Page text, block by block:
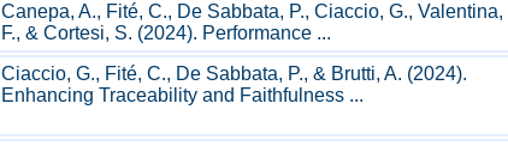
Canepa, A., Fité, C., De Sabbata, P., Ciaccio, G., Valentina,
F., & Cortesi, S. (2024). Performance ...
Ciaccio, G., Fité, C., De Sabbata, P., & Brutti, A. (2024).
Enhancing Traceability and Faithfulness ...